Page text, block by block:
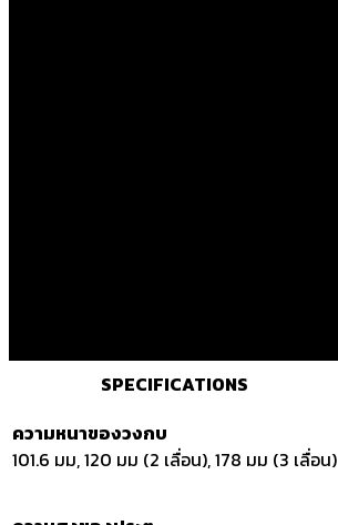
SPECIFICATIONS
ความหนาของวงกบ
101.6 มม, 120 มม (2 เลื่อน), 178 มม (3 เลื่อน)